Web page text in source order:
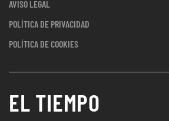
AVISO LEGAL
POLÍTICA DE PRIVACIDAD
POLÍTICA DE COOKIES
EL TIEMPO